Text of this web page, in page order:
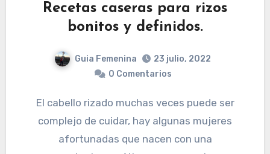
Recetas caseras para rizos
bonitos y definidos.
Guia Femenina
23 julio, 2022
0 Comentarios
El cabello rizado muchas veces puede ser
complejo de cuidar, hay algunas mujeres
afortunadas que nacen con una